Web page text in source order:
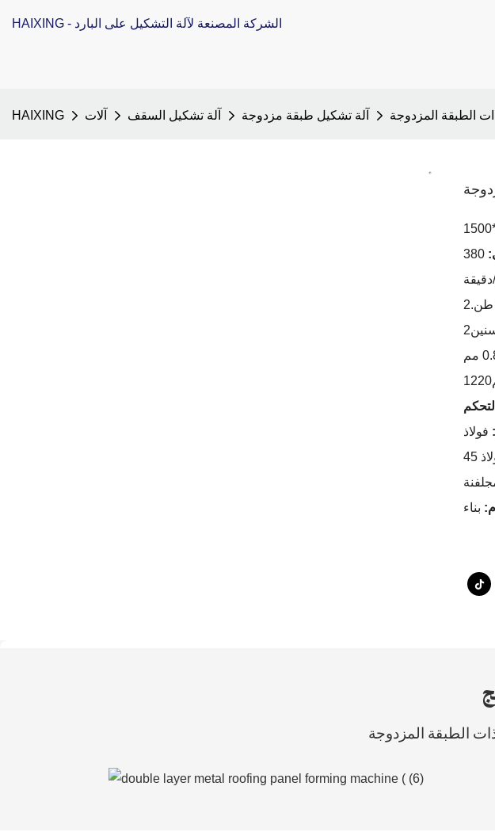
HAIXING - الشركة المصنعة لآلة التشكيل على البارد
HAIXING آلات آلة تشكيل السقف آلة تشكيل طبقة مزدوجة الطبقة المزدوجة
طن.2
بناء
الطبقة المزدوجة